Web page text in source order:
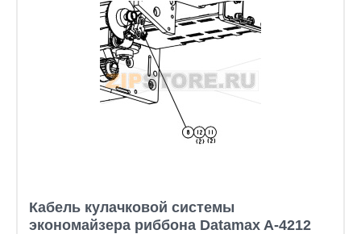
Кабель кулачковой системы
экономайзера риббона Datamax A-4212